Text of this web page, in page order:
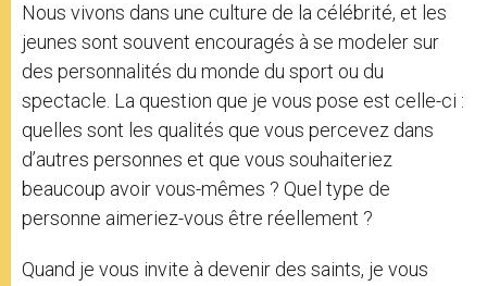
Nous vivons dans une culture de la célébrité, et les
jeunes sont souvent encouragés à se modeler sur
des personnalités du monde du sport ou du
spectacle. La question que je vous pose est celle-ci :
quelles sont les qualités que vous percevez dans
d’autres personnes et que vous souhaiteriez
beaucoup avoir vous-mêmes ? Quel type de
personne aimeriez-vous être réellement ?
Quand je vous invite à devenir des saints, je vous